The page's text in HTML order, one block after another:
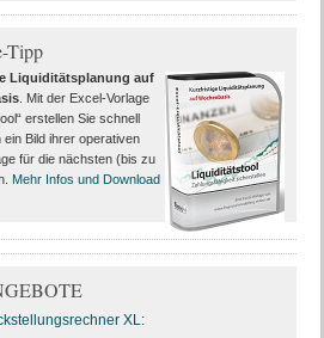
Tipp
Liquiditätsplanung auf
. Mit der Excel-Vorlage
erstellen Sie schnell
ein Bild ihrer operativen
für die nächsten (bis zu
Mehr Infos und Download
XL: